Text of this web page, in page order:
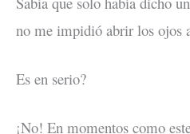
no me impidió abrir los ojos
Es en serio?
¡No! En momentos como